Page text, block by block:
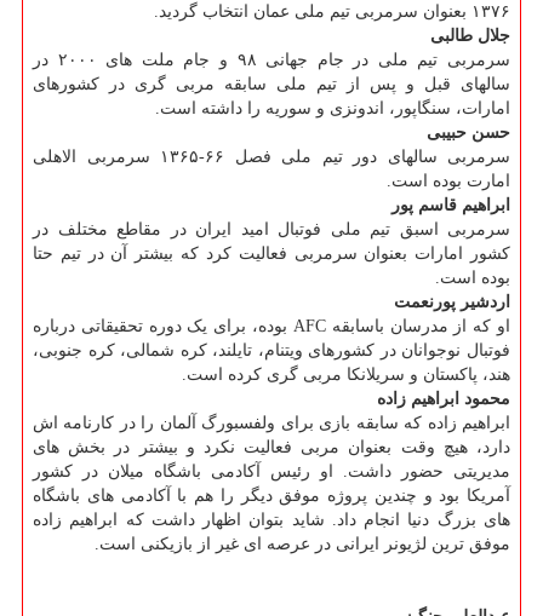
۱۳۷۶ بعنوان سرمربی تیم ملی عمان انتخاب گردید.
جلال طالبی
سرمربی تیم ملی در جام جهانی ۹۸ و جام ملت های ۲۰۰۰ در
سالهای قبل و پس از تیم ملی سابقه مربی گری در کشورهای
امارات، سنگاپور، اندونزی و سوریه را داشته است.
حسن حبیبی
سرمربی سالهای دور تیم ملی فصل ۶۶-۱۳۶۵ سرمربی الاهلی
امارت بوده است.
ابراهیم قاسم پور
سرمربی اسبق تیم ملی فوتبال امید ایران در مقاطع مختلف در
کشور امارات بعنوان سرمربی فعالیت کرد که بیشتر آن در تیم حتا
بوده است.
اردشیر پورنعمت
او که از مدرسان باسابقه AFC بوده، برای یک دوره تحقیقاتی درباره
فوتبال نوجوانان در کشورهای ویتنام، تایلند، کره شمالی، کره جنوبی،
هند، پاکستان و سریلانکا مربی گری کرده است.
محمود ابراهیم زاده
ابراهیم زاده که سابقه بازی برای ولفسبورگ آلمان را در کارنامه اش
دارد، هیچ وقت بعنوان مربی فعالیت نکرد و بیشتر در بخش های
مدیریتی حضور داشت. او رئیس آکادمی باشگاه میلان در کشور
آمریکا بود و چندین پروژه موفق دیگر را هم با آکادمی های باشگاه
های بزرگ دنیا انجام داد. شاید بتوان اظهار داشت که ابراهیم زاده
موفق ترین لژیونر ایرانی در عرصه ای غیر از بازیکنی است.